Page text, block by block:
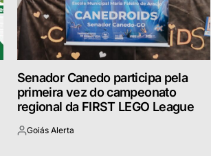
Senador Canedo participa pela
primeira vez do campeonato
regional da FIRST LEGO League
Postado
Goiás Alerta